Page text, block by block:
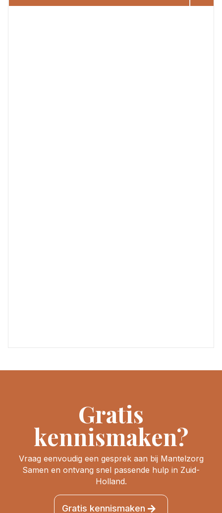
Gratis
kennismaken?
Vraag eenvoudig een gesprek aan bij Mantelzorg
Samen en ontvang snel passende hulp in Zuid-
Holland.
Gratis kennismaken